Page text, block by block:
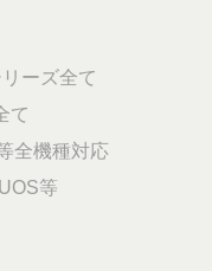
ーズ全て
て
全機種対応
等